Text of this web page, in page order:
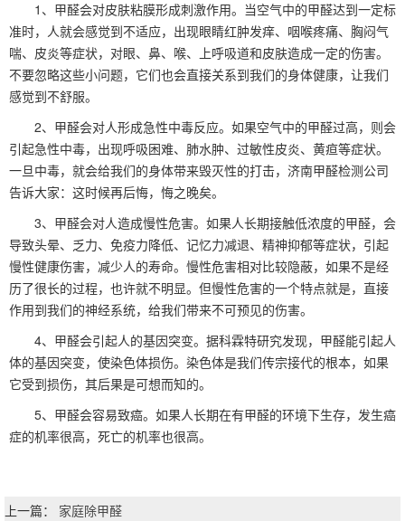
1、甲醛会对皮肤粘膜形成刺激作用。当空气中的甲醛达到一定标
准时，人就会感觉到不适应，出现眼睛红肿发痒、咽喉疼痛、胸闷气
喘、皮炎等症状，对眼、鼻、喉、上呼吸道和皮肤造成一定的伤害。
不要忽略这些小问题，它们也会直接关系到我们的身体健康，让我们
感觉到不舒服。
2、甲醛会对人形成急性中毒反应。如果空气中的甲醛过高，则会
引起急性中毒，出现呼吸困难、肺水肿、过敏性皮炎、黄疸等症状。
一旦中毒，就会给我们的身体带来毁灭性的打击，济南甲醛检测公司
告诉大家：这时候再后悔，悔之晚矣。
3、甲醛会对人造成慢性危害。如果人长期接触低浓度的甲醛，会
导致头晕、乏力、免疫力降低、记忆力减退、精神抑郁等症状，引起
慢性健康伤害，减少人的寿命。慢性危害相对比较隐蔽，如果不是经
历了很长的过程，也许就不明显。但慢性危害的一个特点就是，直接
作用到我们的神经系统，给我们带来不可预见的伤害。
4、甲醛会引起人的基因突变。据科霖特研究发现，甲醛能引起人
体的基因突变，使染色体损伤。染色体是我们传宗接代的根本，如果
它受到损伤，其后果是可想而知的。
5、甲醛会容易致癌。如果人长期在有甲醛的环境下生存，发生癌
症的机率很高，死亡的机率也很高。
上一篇： 家庭除甲醛